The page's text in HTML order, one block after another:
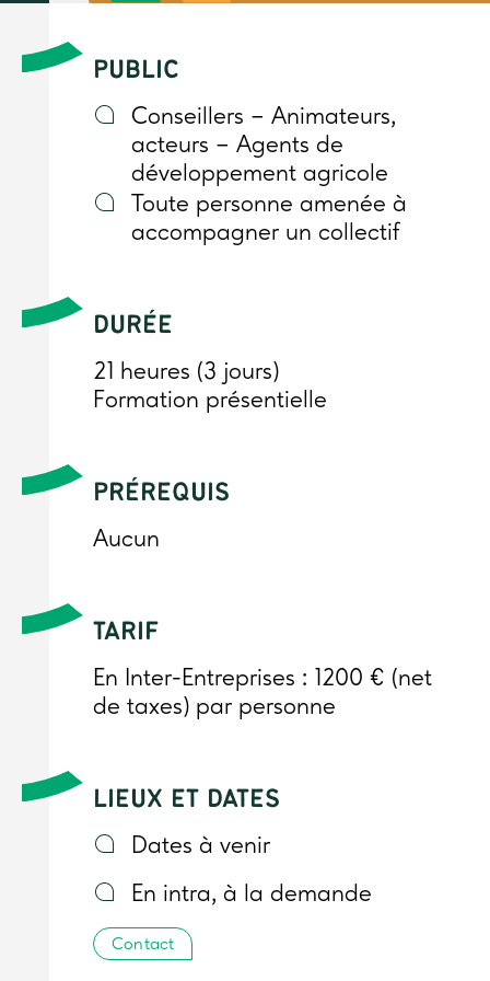
PUBLIC
Conseillers – Animateurs,
acteurs – Agents de
développement agricole
Toute personne amenée à
accompagner un collectif
DURÉE
21 heures (3 jours)
Formation présentielle
PRÉREQUIS
Aucun
TARIF
En Inter-Entreprises : 1200 € (net
de taxes) par personne
LIEUX ET DATES
Dates à venir
En intra, à la demande
Contact